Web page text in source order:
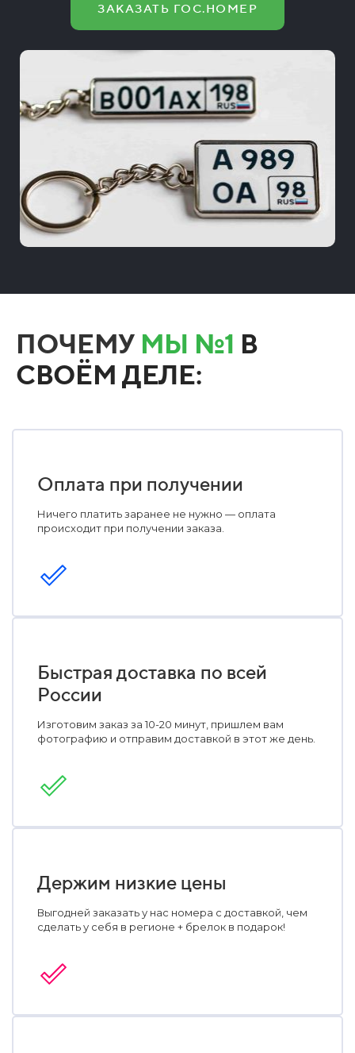
ЗАКАЗАТЬ ГОС.НОМЕР
ПОЧЕМУ МЫ №1 В
СВОЁМ ДЕЛЕ:
Оплата при получении
Ничего платить заранее не нужно — оплата
происходит при получении заказа.
Быстрая доставка по всей
России
Изготовим заказ за 10-20 минут, пришлем вам
фотографию и отправим доставкой в этот же день.
Держим низкие цены
Выгодней заказать у нас номера с доставкой, чем
сделать у себя в регионе + брелок в подарок!